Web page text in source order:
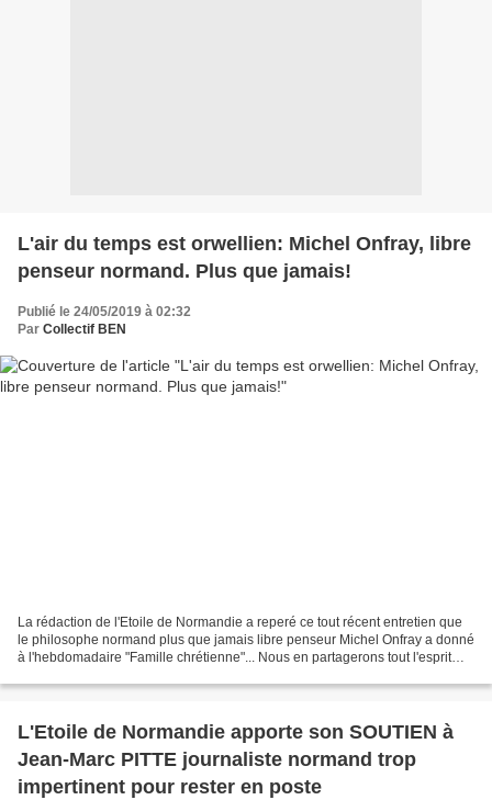
L'air du temps est orwellien: Michel Onfray, libre
penseur normand. Plus que jamais!
Publié le 24/05/2019 à 02:32
Par Collectif BEN
La rédaction de l'Etoile de Normandie a reperé ce tout récent entretien que
le philosophe normand plus que jamais libre penseur Michel Onfray a donné
à l'hebdomadaire "Famille chrétienne"... Nous en partagerons tout l'esprit
L'Etoile de Normandie apporte son SOUTIEN à
Jean-Marc PITTE journaliste normand trop
impertinent pour rester en poste